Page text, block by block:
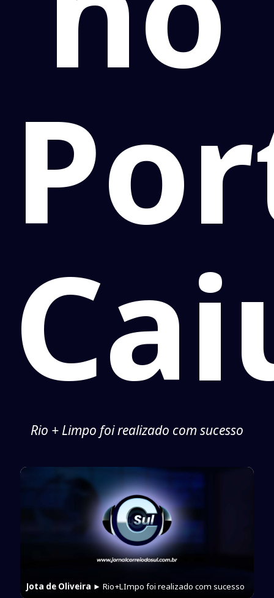
Rio + Limpo foi realizado com sucesso
Jota de Oliveira ► Rio+LImpo foi realizado com sucesso